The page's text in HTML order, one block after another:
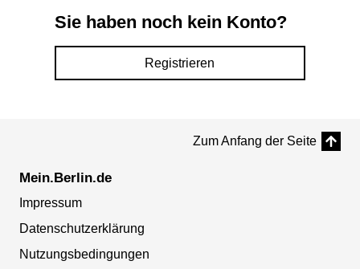
Sie haben noch kein Konto?
Registrieren
Zum Anfang der Seite
Mein.Berlin.de
Impressum
Datenschutzerklärung
Nutzungsbedingungen